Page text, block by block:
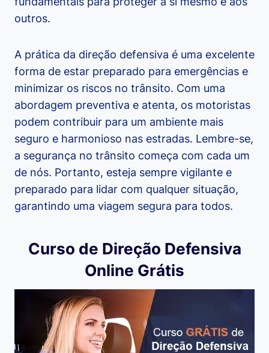
outros.
A prática da direção defensiva é uma excelente
forma de estar preparado para emergências e
minimizar os riscos no trânsito. Com uma
abordagem preventiva e atenta, os motoristas
podem contribuir para um ambiente mais
seguro e harmonioso nas estradas. Lembre-se,
a segurança no trânsito começa com cada um
de nós. Portanto, esteja sempre vigilante e
preparado para lidar com qualquer situação,
garantindo uma viagem segura para todos.
Curso de Direção Defensiva
Online Grátis